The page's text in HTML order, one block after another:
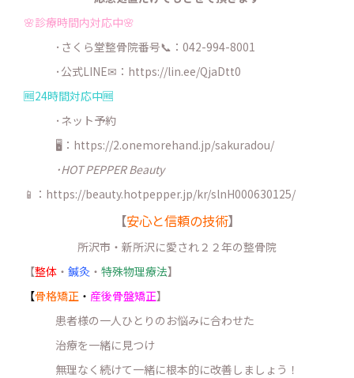
🌸診療時間内対応中🌸
･さくら堂整骨院番号📞：042-994-8001
･公式LINE✉： https://lin.ee/QjaDtt0
🆓24時間対応中🆓
･ネット予約
🖥：https://2.onemorehand.jp/sakuradou/
･HOT PEPPER Beauty
📱：https://beauty.hotpepper.jp/kr/slnH000630125/
【安心と信頼の技術】
所沢市・新所沢に愛され２２年の整骨院
【整体 ・ 鍼灸 ・ 特殊物理療法】
【骨格矯正 ・ 産後骨盤矯正】
患者様の一人ひとりのお悩みに合わせた
治療を一緒に見つけ
無理なく続けて一緒に根本的に改善しましょう！